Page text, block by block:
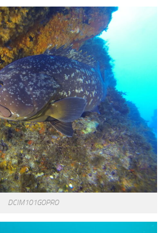
DCIM101GOPRO